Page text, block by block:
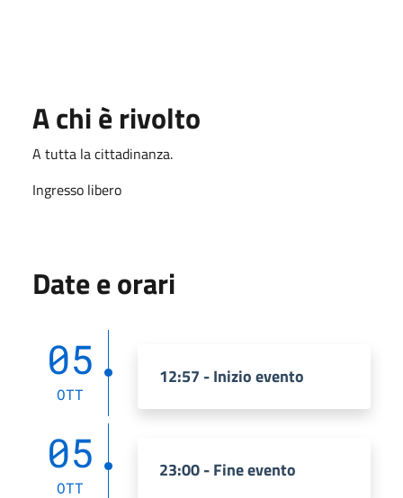
A chi è rivolto
A tutta la cittadinanza.
Ingresso libero
Date e orari
05
OTT
12:57 - Inizio evento
05
OTT
23:00 - Fine evento